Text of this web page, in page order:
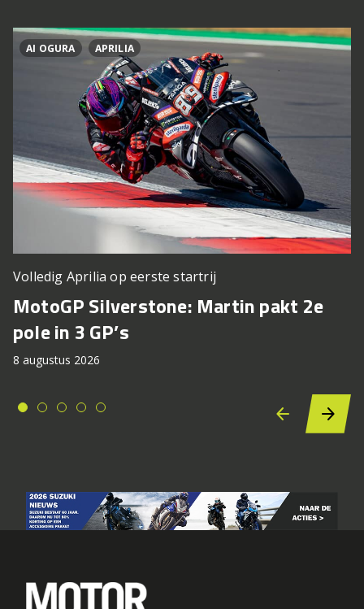
AI OGURA APRILIA
Volledig Aprilia op eerste startrij
MotoGP Silverstone: Martin pakt 2e
pole in 3 GP’s
8 augustus 2026